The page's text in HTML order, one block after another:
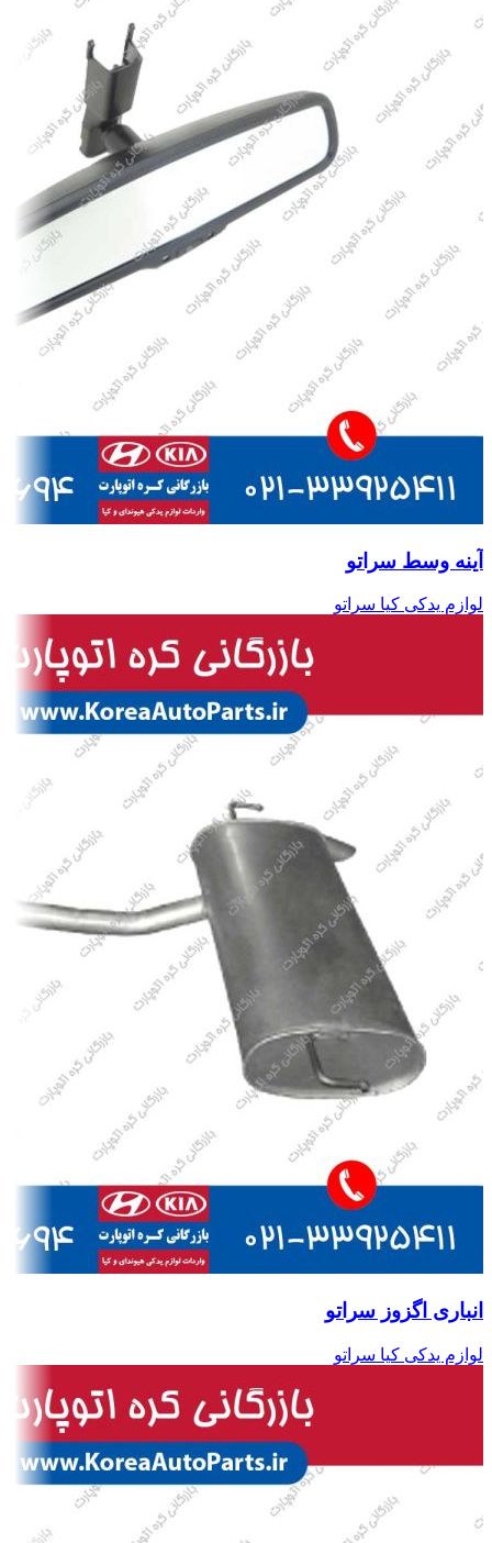
آینه وسط سراتو
لوازم یدکی کیا سراتو
انباری اگزوز سراتو
لوازم یدکی کیا سراتو